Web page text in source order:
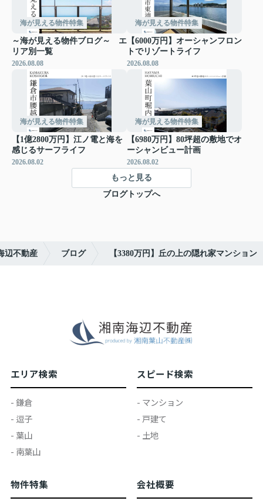
海が見える物件特集
～海が見える物件ブログ～ エ
リア別一覧
2026.08.08
海が見える物件特集
【6000万円】オーシャンフロン
トでリゾートライフ
2026.08.08
海が見える物件特集
【1億2800万円】江ノ電と海を
感じるサーフライフ
2026.08.02
海が見える物件特集
【6980万円】80坪超の敷地でオ
ーシャンビュー計画
2026.08.02
もっと見る
ブログトップへ
辺不動産 ブログ 【3380万円】丘の上の隠れ家マンション
エリア検索
- 鎌倉
- 逗子
- 葉山
- 南葉山
スピード検索
- マンション
- 戸建て
- 土地
物件特集 会社概要